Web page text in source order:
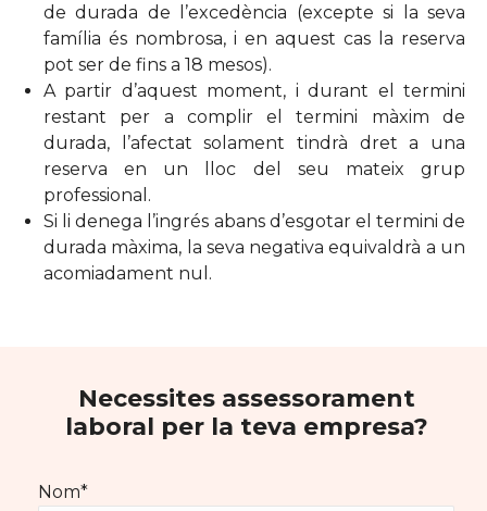
de durada de l’excedència (excepte si la seva
família és nombrosa, i en aquest cas la reserva
pot ser de fins a 18 mesos).
A partir d’aquest moment, i durant el termini
restant per a complir el termini màxim de
durada, l’afectat solament tindrà dret a una
reserva en un lloc del seu mateix grup
professional.
Si li denega l’ingrés abans d’esgotar el termini de
durada màxima, la seva negativa equivaldrà a un
acomiadament nul.
Necessites assessorament
laboral per la teva empresa?
Nom*